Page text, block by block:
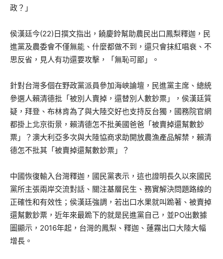
政？」
侯漢廷今(22)日撰文指出，饒慶鈴幫助農民出口鳳梨釋迦，民
進黨及農委會不僅無能、什麼都做不到，還只會抹紅唱衰、不
思反省，見人有功還要攻擊，「無恥可鄙」。
針對台灣多個在野政黨派員參加海峽論壇，民進黨主席、總統
參選人賴清德批「被別人賣掉，還替別人數鈔票」，侯漢廷質
疑，拜登、布林肯為了與大陸交好也支持反台獨，國務院官網
都掛上北京街景，賴清德怎不批美國爸爸「被賣掉還幫數鈔
票」？澳大利亞多次與大陸協商求助開放農漁產品解禁，賴清
德怎不批其「被賣掉還幫數鈔票」？
中國恢復輸入台灣釋迦，國民黨表示，這也證明長久以來國民
黨所主張兩岸交流對話、關注基層民生、務實解決問題路線的
正確性和有效性；侯漢廷強調，若出口水果就叫跪著、被賣掉
還幫數鈔票，近年來最跪下的就是民進黨自己，並PO出數據
圖顯示，2016年起，台灣的鳳梨、釋迦、蓮霧出口大陸大幅
增長。